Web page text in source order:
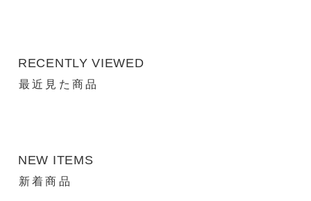
RECENTLY VIEWED
最近見た商品
NEW ITEMS
新着商品